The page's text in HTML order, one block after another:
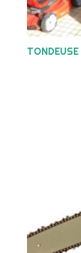
TONDEUSE